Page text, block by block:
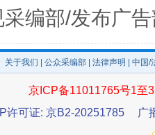
编部/发布广
关于我们 公众采编部 法律声明 | 中国
京ICP备11011765号1至
许可证: 京B2-20251785
广